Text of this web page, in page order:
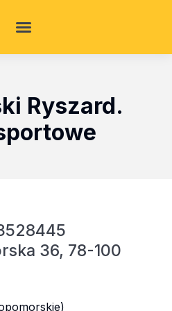
Ryszard.
36, 78-100